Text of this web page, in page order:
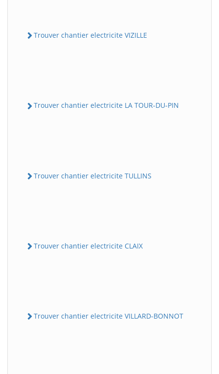
Trouver chantier electricite VIZILLE
Trouver chantier electricite LA TOUR-DU-PIN
Trouver chantier electricite TULLINS
Trouver chantier electricite CLAIX
Trouver chantier electricite VILLARD-BONNOT